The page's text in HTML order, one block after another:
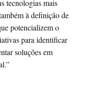
tecnologias mais
à definição de
potencializem o
para identificar
soluções em